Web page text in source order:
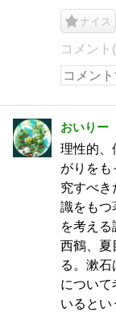
ナイス
コメント
おいりー
理性的、
がりをも
究すべき
識をもつ
を考え
西鶴、夏
る。漱石
について
いるとい